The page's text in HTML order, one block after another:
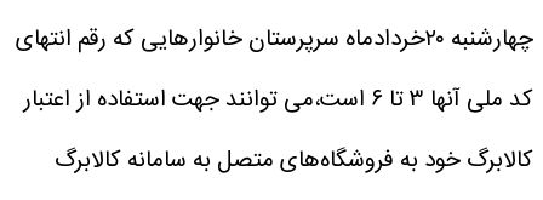
چهارشنبه ۲۰خردادماه سرپرستان خانوارهایی که رقم انتهای
کد ملی آنها ۳ تا ۶ است،می توانند جهت استفاده از اعتبار
کالابرگ خود به فروشگاه‌های متصل به سامانه کالابرگ